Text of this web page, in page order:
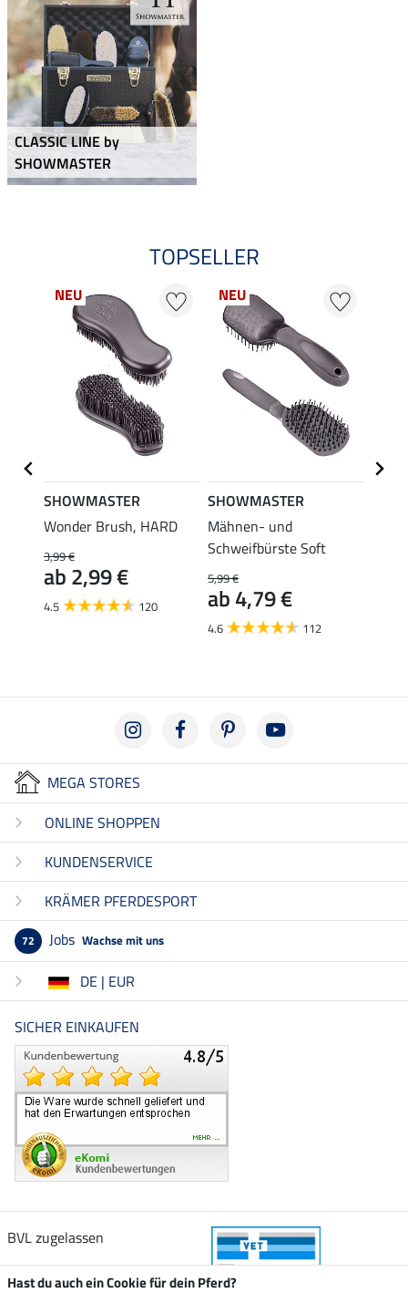
CLASSIC LINE by
SHOWMASTER
TOPSELLER
NEU
SHOWMASTER
Wonder Brush, HARD
3,99 €
ab 2,99 €
4.5 120
NEU
SHOWMASTER
Mähnen- und
Schweifbürste Soft
5,99 €
ab 4,79 €
4.6 112
MEGA STORES
ONLINE SHOPPEN
KUNDENSERVICE
KRÄMER PFERDESPORT
72 Jobs Wachse mit uns
DE | EUR
SICHER EINKAUFEN
BVL zugelassen
Hast du auch ein Cookie für dein Pferd?